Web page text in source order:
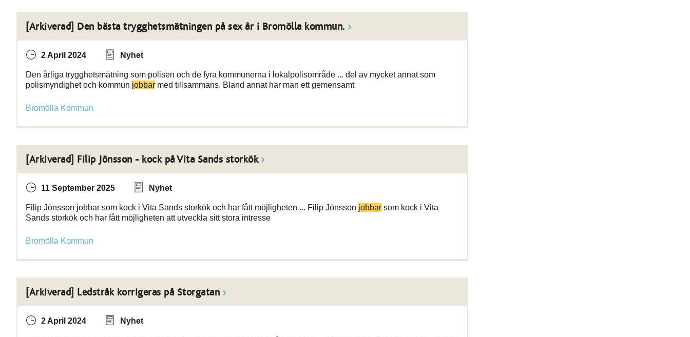
[Arkiverad] Den bästa trygghetsmätningen på sex år i Bromölla kommun.
2 April 2024 Nyhet
Den årliga trygghetsmätning som polisen och de fyra kommunerna i lokalpolisområde ... del av mycket annat som
polismyndighet och kommun jobbar med tillsammans. Bland annat har man ett gemensamt
Bromölla Kommun
[Arkiverad] Filip Jönsson - kock på Vita Sands storkök
11 September 2025 Nyhet
Filip Jönsson jobbar som kock i Vita Sands storkök och har fått möjligheten ... Filip Jönsson jobbar som kock i Vita
Sands storkök och har fått möjligheten att utveckla sitt stora intresse
Bromölla Kommun
[Arkiverad] Ledstråk korrigeras på Storgatan
2 April 2024 Nyhet